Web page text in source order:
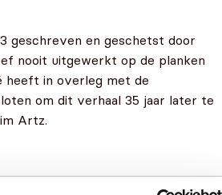
geschreven en geschetst door
nooit uitgewerkt op de planken
heeft in overleg met de
om dit verhaal 35 jaar later te
Artz.